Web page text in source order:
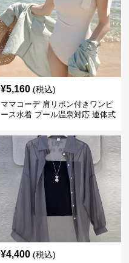
¥5,160 (税込)
ママコーデ 肩リボン付きワンピ
ース水着 プール温泉対応 連体式
¥4,400 (税込)